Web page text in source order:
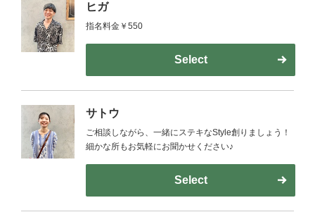
ヒガ
指名料金￥550
Select
サトウ
ご相談しながら、一緒にステキなStyle創りましょう！
細かな所もお気軽にお聞かせください♪
Select